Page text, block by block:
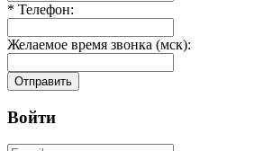
* Телефон:
Желаемое время звонка (мск):
Отправить
Войти